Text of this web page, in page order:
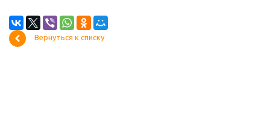
Вернуться к списку